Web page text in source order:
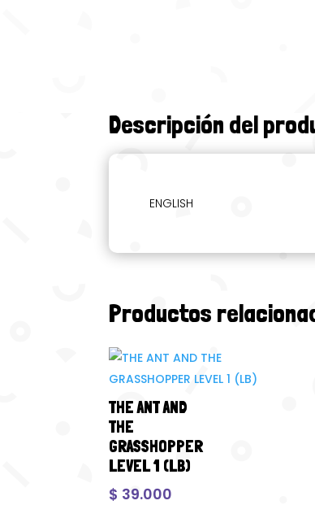
Descripción del
ENGLISH
Productos
THE ANT AND
THE
GRASSHOPPER
LEVEL 1 (LB)
$ 39.000